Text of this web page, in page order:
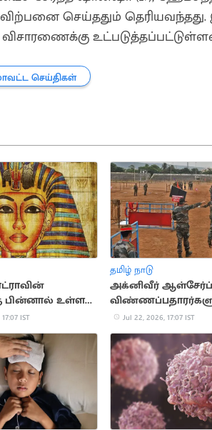
செய்ததும் தெரியவந்தது.
செய்திகள்
பின்னால் உள்ள
வரலாற்று
IST
தமிழ் நாடு
அக்னிவீர்
ராணுவம் முக்கிய
Jul 22, 2026, 17:07 IST